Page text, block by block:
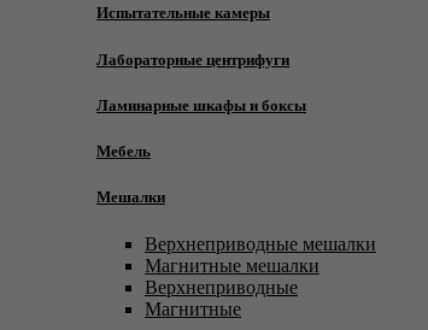
Испытательные камеры
Лабораторные центрифуги
Ламинарные шкафы и боксы
Мебель
Мешалки
Верхнеприводные мешалки
Магнитные мешалки
Верхнеприводные
Магнитные